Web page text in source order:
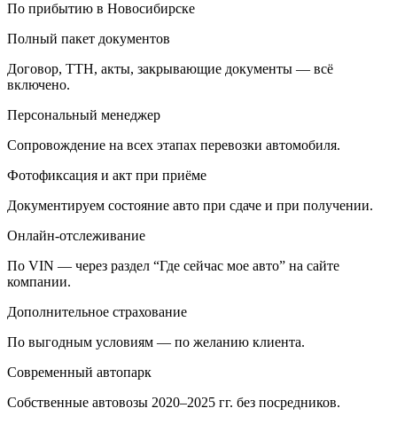
По прибытию в Новосибирске
Полный пакет документов
Договор, ТТН, акты, закрывающие документы — всё
включено.
Персональный менеджер
Сопровождение на всех этапах перевозки автомобиля.
Фотофиксация и акт при приёме
Документируем состояние авто при сдаче и при получении.
Онлайн-отслеживание
По VIN — через раздел “Где сейчас мое авто” на сайте
компании.
Дополнительное страхование
По выгодным условиям — по желанию клиента.
Современный автопарк
Собственные автовозы 2020–2025 гг. без посредников.